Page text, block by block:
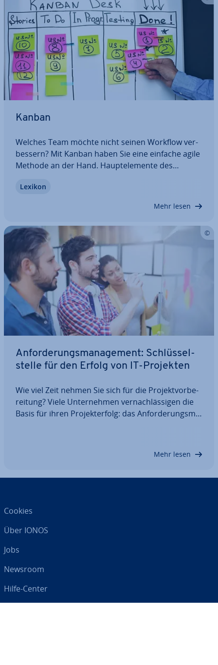
Kanban
Welches Team möchte nicht seinen Workflow ver­
bes­sern? Mit Kanban haben Sie eine einfache agile
Methode an der Hand. Haupt­ele­men­te des
Board, Ablehnung von Mul­ti­tas­king und stetige
Lexikon
Mehr lesen
An­for­de­rungs­ma­nage­ment: Schlüs­sel­
stel­le für den Erfolg von IT-Projekten
Wie viel Zeit nehmen Sie sich für die Pro­jekt­vor­be­
rei­tung? Viele Un­ter­neh­men ver­nach­läs­si­gen die
Basis für ihren Pro­jekt­er­folg: das An­for­de­rungs­ma­
Mehr lesen
Cookies
Über IONOS
Jobs
Newsroom
Hilfe-Center